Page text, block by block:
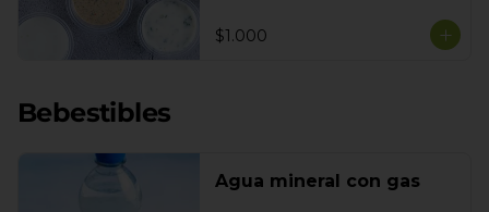
$1.000
Bebestibles
Agua mineral con gas